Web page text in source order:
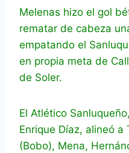
Melenas hizo el gol
rematar de cabeza
empatando el
en propia meta de
de Soler.
El Atlético
Enrique Díaz, alineó a
(Bobo), Mena,